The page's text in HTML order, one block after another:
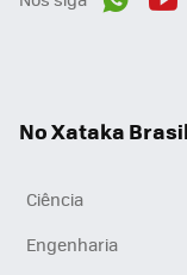
No Xataka
Ciência
Engenharia